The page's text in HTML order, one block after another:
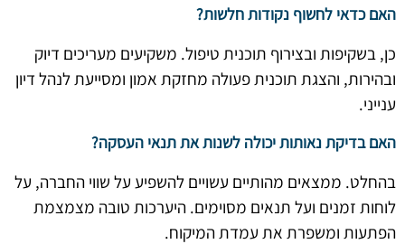
האם כדאי לחשוף נקודות חלשות?
כן, בשקיפות ובצירוף תוכנית טיפול. משקיעים מעריכים דיוק
ובהירות, והצגת תוכנית פעולה מחזקת אמון ומסייעת לנהל דיון
ענייני.
האם בדיקת נאותות יכולה לשנות את תנאי העסקה?
בהחלט. ממצאים מהותיים עשויים להשפיע על שווי החברה, על
לוחות זמנים ועל תנאים מסוימים. היערכות טובה מצמצמת
הפתעות ומשפרת את עמדת המיקוח.